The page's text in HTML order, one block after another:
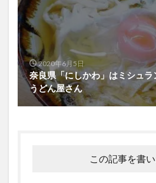
2020年6月5日
奈良県「にしかわ」はミシュ
うどん屋さん
この記事を書い